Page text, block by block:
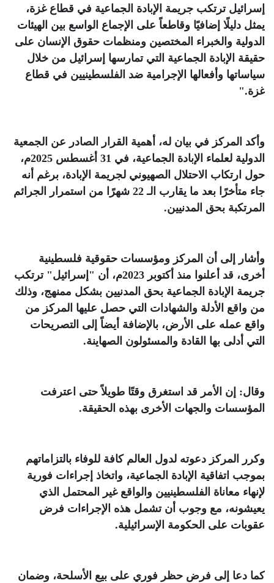
إسرائيل ترتكب جريمة الإبادة الجماعية في قطاع غزة،
يمثل دليلًا إضافيًا وقاطعاً على الإجماع الواسع بين الهيئات
الدولية والخبراء المختصين ومنظمات حقوق الإنسان على
حقيقة الإبادة الجماعية التي تمارسها إسرائيل من خلال
سياساتها وأفعالها الإجرامية ضد الفلسطينيين في قطاع
غزة.
"
وأكد المركز في بيان له، أهمية القرار الصادر عن الجمعية
الدولية لعلماء الإبادة الجماعية، في 31 أغسطس 2025م،
حول ارتكاب الاحتلال الصهيوني لجريمة الإبادة، برغم أنه
جاء متأخرًا بعد ما يقارب الـ 22 شهرًا من استمرار الجرائم
المرتكبة بحق المدنيين.
وأشار إلى أن المركز ومؤسسات حقوقية فلسطينية
أخرى، قد أعلنوا منذ أكتوبر 2023م، أن "إسرائيل" ترتكب
جريمة الإبادة الجماعية بحق المدنيين بشكل ممنهج، وذلك
من واقع الأدلة والشهادات التي حصل عليها المركز من
واقع عمله على الأرض، بالإضافة أيضاً إلى التصريحات
التي أدلى بها القادة والمسئولون الصهاينة.
وقال: إن الأمر قد استغرق وقتًا طويلاً حتى اعترفت
المؤسسات والجهات الأخرى بهذه الحقيقة.
وكرر المركز دعوته لدول العالم كافة للوفاء بالتزاماتهم
بموجب اتفاقية الإبادة الجماعية، واتخاذ إجراءات فورية
لإنهاء معاناة الفلسطينيين والواقع غير المحتمل الذي
يعيشونه، مع وجوب أن تشمل هذه الإجراءات فرض
عقوبات على الحكومة الإسرائيلية.
كما دعا إلى فرض حظر فوري على بيع الأسلحة، وضمان